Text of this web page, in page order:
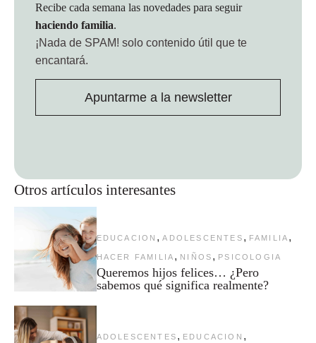
Otros artículos interesantes
EDUCACION , ADOLESCENTES , FAMILIA ,
HACER FAMILIA , NIÑOS , PSICOLOGIA
Queremos hijos felices… ¿Pero
sabemos qué significa realmente?
ADOLESCENTES , EDUCACION ,
Recibe cada semana las novedades para seguir
haciendo familia.
¡Nada de SPAM! solo contenido útil que te
encantará.
Apuntarme a la newsletter